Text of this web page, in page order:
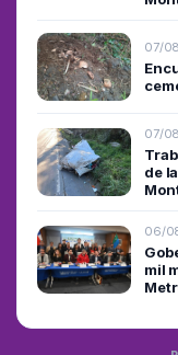
07/
07/
de
06/
mil